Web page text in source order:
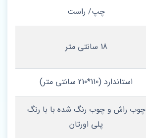
چپ/ راست
18 سانتی متر
استاندارد (110*210 سانتی متر)
چوب راش و چوب رنگ شده با با رنگ
پلی اورتان